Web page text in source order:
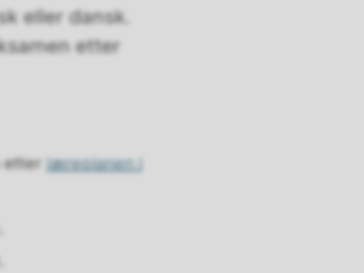
eller dansk.
etter
etter læreplanen i